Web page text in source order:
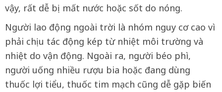
vậy, rất dễ bị mất nước hoặc sốt do nóng.
Người lao động ngoài trời là nhóm nguy cơ cao vì
phải chịu tác động kép từ nhiệt môi trường và
nhiệt do vận động. Ngoài ra, người béo phì,
người uống nhiều rượu bia hoặc đang dùng
thuốc lợi tiểu, thuốc tim mạch cũng dễ gặp biến